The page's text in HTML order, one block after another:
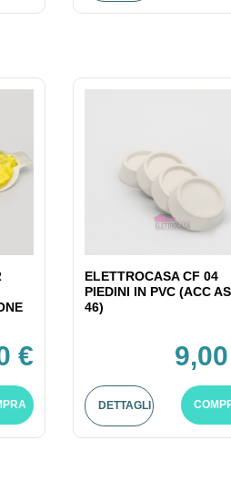
€
ELETTROCASA CF 04
PIEDINI IN PVC (ACC AS
46)
DETTAGLI